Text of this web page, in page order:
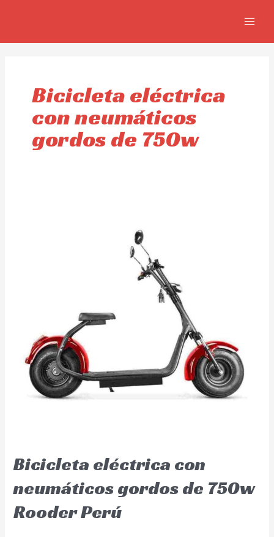
Bicicleta eléctrica
con neumáticos
gordos de 750w
Bicicleta eléctrica con
neumáticos gordos de 750w
Rooder Perú